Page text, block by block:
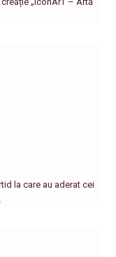
la care au aderat cei